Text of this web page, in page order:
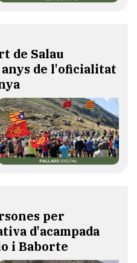
de Salau
anys de l'oficialitat
per
d'acampada
i Baborte